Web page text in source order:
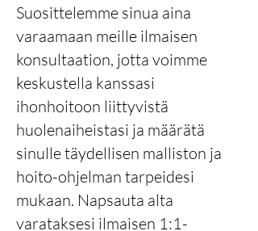
Suosittelemme sinua aina
varaamaan meille ilmaisen
konsultaation, jotta voimme
keskustella kanssasi
ihonhoitoon liittyvistä
huolenaiheistasi ja määrätä
sinulle täydellisen malliston ja
hoito-ohjelman tarpeidesi
mukaan. Napsauta alta
varataksesi ilmaisen 1:1-